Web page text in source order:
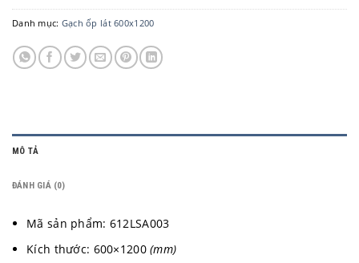
Danh mục: Gạch ốp lát 600x1200
MÔ TẢ
ĐÁNH GIÁ (0)
Mã sản phẩm: 612LSA003
Kích thước: 600×1200(mm)